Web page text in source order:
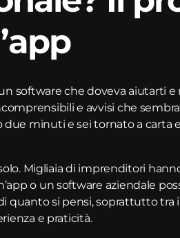
software che doveva aiutarti
e avvisi che
minuti e sei tornato a carta
Migliaia di imprenditori
o un software aziendale
quanto si pensi, soprattutto
e praticità.